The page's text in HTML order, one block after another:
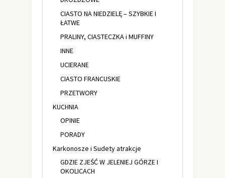
CIASTO NA NIEDZIELĘ – SZYBKIE I
ŁATWE
PRALINY, CIASTECZKA i MUFFINY
INNE
UCIERANE
CIASTO FRANCUSKIE
PRZETWORY
KUCHNIA
OPINIE
PORADY
Karkonosze i Sudety atrakcje
GDZIE ZJEŚĆ W JELENIEJ GÓRZE I
OKOLICACH